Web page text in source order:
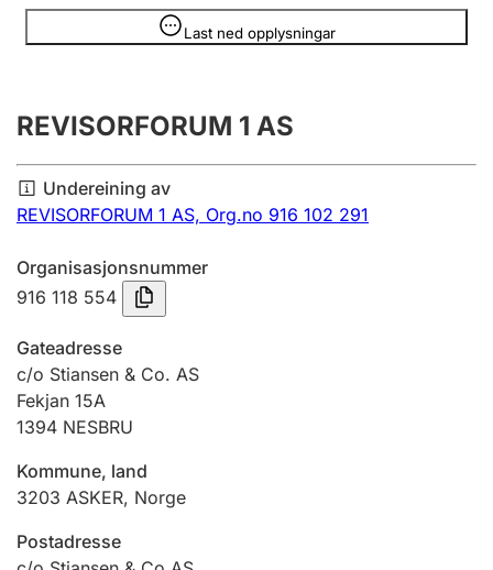
Registrere, endre, slette
Årsrekneskap
Innsending og forseinkingsgebyr
Tinglysing
Jeger
Betaling og jegeravgiftskort
Ektepaktrettleiaren
Andre tema
Last ned opplysningar
Opplysninger er skjult
REVISORFORUM 1 AS
Undereining av
REVISORFORUM 1 AS, Org.no 916 102 291
Organisasjonsnummer
916 118 554
Gateadresse
c/o Stiansen & Co. AS
Fekjan 15A
1394 NESBRU
Kommune, land
3203 ASKER, Norge
Postadresse